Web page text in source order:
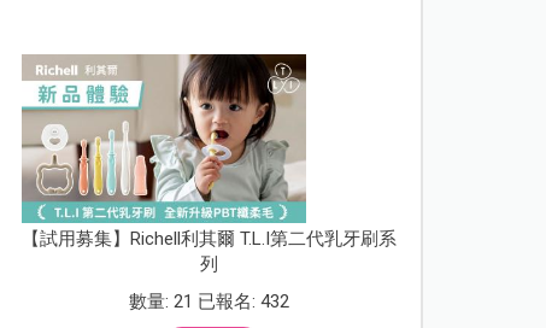
【試用募集】Richell利其爾 T.L.I第二代乳牙刷系
列
數量: 21 已報名: 432